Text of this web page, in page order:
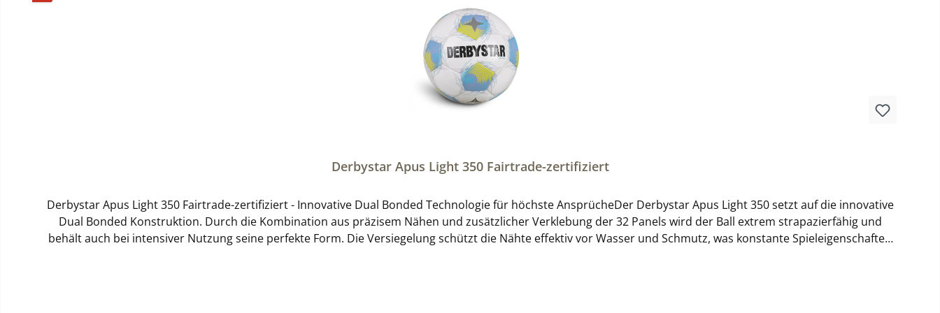
Derbystar Apus Light 350 Fairtrade-zertifiziert
Derbystar Apus Light 350 Fairtrade-zertifiziert - Innovative Dual Bonded Technologie für höchste AnsprücheDer Derbystar Apus Light 350 setzt auf die innovative
Dual Bonded Konstruktion. Durch die Kombination aus präzisem Nähen und zusätzlicher Verklebung der 32 Panels wird der Ball extrem strapazierfähig und
behält auch bei intensiver Nutzung seine perfekte Form. Die Versiegelung schützt die Nähte effektiv vor Wasser und Schmutz, was konstante Spieleigenschaften